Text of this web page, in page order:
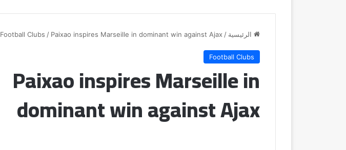
الرئيسية /
Football Clubs / Paixao inspires Marseille in dominant win against Ajax
Football Clubs
Paixao inspires Marseille in
dominant win against Ajax